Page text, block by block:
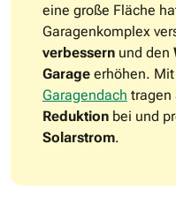
eine große Fläche
Garagenkomplex
verbessern und den
Garage erhöhen.
Garagendach tragen
Reduktion bei und
Solarstrom.